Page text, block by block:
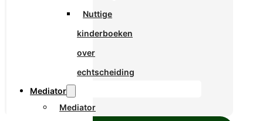
Nuttige
kinderboeken
over
echtscheiding
Mediator
Mediator